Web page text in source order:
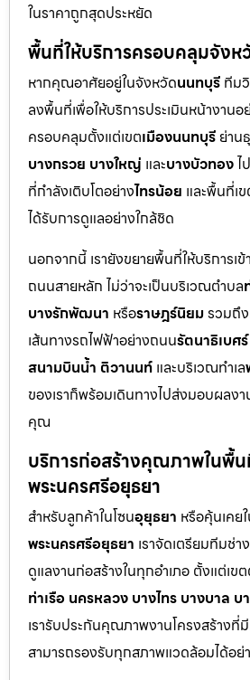
ในราคาถูกสุดประหยัด
พื้นที่ให้บริการครอบคลุมจัง
หากคุณอาศัยอยู่ในจังหวัดนนทบุรี ทีม
ลงพื้นที่เพื่อให้บริการประเมินหน้างานอ
ครอบคลุมตั้งแต่เขตเมืองนนทบุรี ย่าน
บางกรวย บางใหญ่ และบางบัวทองไ
ที่กำลังเติบโตอย่างไทรน้อย และพื้นที่เ
ได้รับการดูแลอย่างใกล้ชิด
นอกจากนี้ เรายังขยายพื้นที่ให้บริการเ
ถนนสายหลัก ไม่ว่าจะเป็นบริเวณตำบล
บางรักพัฒนา หรือราษฎร์นิยมรวมถึ
เส้นทางรถไฟฟ้าอย่างถนนรัตนาธิเบศ
สนามบินน้ำ ติวานนท์ และบริเวณทำเล
ของเราก็พร้อมเดินทางไปส่งมอบผล
คุณ
บริการก่อสร้างคุณภาพในพื้
พระนครศรีอยุธยา
สำหรับลูกค้าในโซนอุยุธยา หรือคุ้นเคย
พระนครศรีอยุธยา เราจัดเตรียมทีมช่
ดูแลงานก่อสร้างในทุกอำเภอ ตั้งแต่เ
ท่าเรือ นครหลวง บางไทร บางบาล บ
เรารับประกันคุณภาพงานโครงสร้างที่
สามารถรองรับทุกสภาพแวดล้อมได้อย่